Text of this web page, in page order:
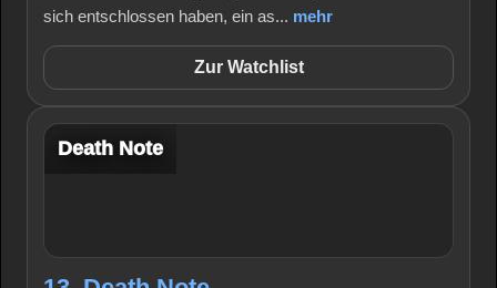
sich entschlossen haben, ein as... mehr
Zur Watchlist
Death Note